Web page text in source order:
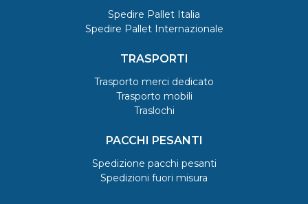
Spedire Pallet Italia
Spedire Pallet Internazionale
TRASPORTI
Trasporto merci dedicato
Trasporto mobili
Traslochi
PACCHI PESANTI
Spedizione pacchi pesanti
Spedizioni fuori misura